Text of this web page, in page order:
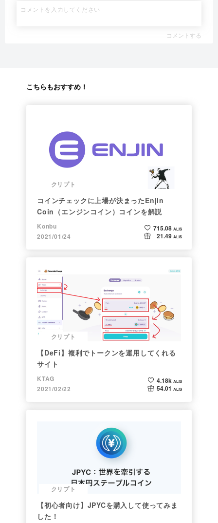
コメントする
こちらもおすすめ！
クリプト
コインチェックに上場が決まったEnjin
Coin（エンジンコイン）コインを解説
Konbu
2021/01/24
715.08 ALIS
21.49 ALIS
クリプト
【DeFi】複利でトークンを運用してくれる
サイト
KTAG
2021/02/22
4.18k ALIS
54.01 ALIS
クリプト
【初心者向け】JPYCを購入して使ってみま
した！